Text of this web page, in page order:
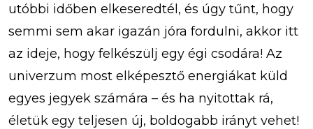
utóbbi időben elkeseredtél, és úgy tűnt, hogy
semmi sem akar igazán jóra fordulni, akkor itt
az ideje, hogy felkészülj egy égi csodára! Az
univerzum most elképesztő energiákat küld
egyes jegyek számára – és ha nyitottak rá,
életük egy teljesen új, boldogabb irányt vehet!